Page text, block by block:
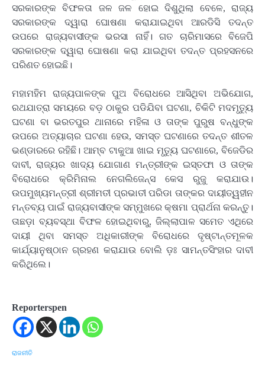
ସରକାରଙ୍କ ବିଫଳତା ଜଳ ଜଳ ହୋଇ ଦିଶୁଥିଲା ବେଳେ, ରାଜ୍ୟ
ସରକାରଙ୍କ ଦ୍ୱାରା ଘୋଷଣା କରାଯାଇଥିବା ଆରଡିସି ତଦନ୍ତ
ଉପରେ ରାଜ୍ୟବାସୀଙ୍କ ଭରସା ନାହିଁ। ଗତ ଚାରିମାସରେ ବିଜେପି
ସରକାରଙ୍କ ଦ୍ୱାରା ଘୋଷଣା କରା ଯାଇଥିବା ତଦନ୍ତ ପ୍ରହସନରେ
ପରିଣତ ହୋଇଛି।
ମହାମହିମ ରାଜ୍ୟପାଳଙ୍କ ପୁଅ ବିରୋଧରେ ଆସିଥିବା ଅଭିଯୋଗ,
ରଥଯାତ୍ରା ସମୟରେ ବଡ଼ ଠାକୁର ପଡିଯିବା ଘଟଣା, ଚିକିଟି ମଦମୃତ୍ୟୁ
ଘଟଣା ବା ଭରତପୁର ଥାନାରେ ମହିଳା ଓ ତାଙ୍କ ପୁରୁଷ ବନ୍ଧୁଙ୍କ
ଉପରେ ଅତ୍ୟାଚାର ଘଟଣା ହେଉ, ସମସ୍ତ ଘଟଣାରେ ତଦନ୍ତ ଶୀତଳ
ଭଣ୍ଡାରରେ ରହିଛି। ଆମ୍ବ ଟାକୁଆ ଖାଇ ମୃତ୍ୟୁ ଘଟଣାରେ, ବିଜେଡିର
ଦାବୀ, ରାଜ୍ୟର ଖାଦ୍ୟ ଯୋଗାଣ ମନ୍ତ୍ରୀଙ୍କ ଇସ୍ତଫା ଓ ତାଙ୍କ
ବିରୋଧରେ କ୍ରିମିନାଲ ନେଗଲିଜେନ୍ସ କେସ ରୁଜୁ କରାଯାଉ।
ଉପମୁଖ୍ୟମନ୍ତ୍ରୀ ଶ୍ରୀମତୀ ପ୍ରଭାତୀ ପରିଡା ତାଙ୍କର ଦାୟୀତ୍ୱହୀନ
ମନ୍ତବ୍ୟ ପାଇଁ ରାଜ୍ୟବାସୀଙ୍କ ସମ୍ମୁଖରେ କ୍ଷମା ପ୍ରାର୍ଥନା କରନ୍ତୁ।
ତାଛଡ଼ା ବ୍ୟବସ୍ଥା ବିଫଳ ହୋଇଥିବାରୁ, ଜିଲ୍ଲାପାଳ ସମେତ ଏଥିରେ
ଦାୟୀ ଥିବା ସମସ୍ତ ଅଧିକାରୀଙ୍କ ବିରୋଧରେ ଦୃଷ୍ଟାନ୍ତମୂଳକ
କାର୍ଯ୍ୟାନୁଷ୍ଠାନ ଗ୍ରହଣ କରାଯାଉ ବୋଲି ଡ଼ଃ ସାମନ୍ତସିଂହାର ଦାବୀ
କରିଥିଲେ।
Reporterspen
ରାଜନୀତି